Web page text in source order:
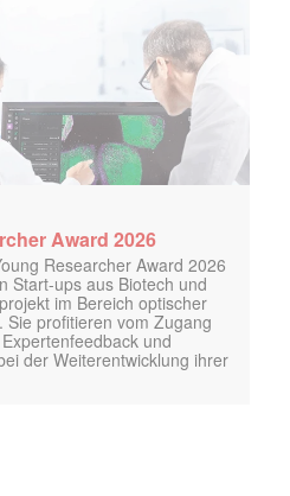
Award 2026
Researcher Award 2026
Start-ups aus Biotech und
im Bereich optischer
profitieren vom Zugang
und
der Weiterentwicklung ihrer